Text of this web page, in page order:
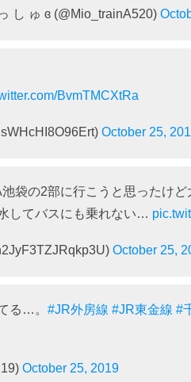
し ゅ ɞ (@Mio_trainA520)
BvmTMCXtRa
October 25,
袋の2部に行こうと思ったけ
してバスにも乗れない…
October 25,
る…。 #JR外房線 #JR東金線 #
October 25, 2019